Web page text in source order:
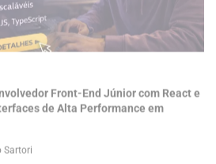
Front-End Júnior com React e
de Alta Performance em
Sartori